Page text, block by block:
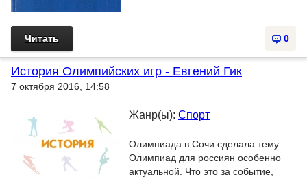
0
Читать
История Олимпийских игр - Евгений Гик
7 октября 2016, 14:58
Жанр(ы): Спорт
Олимпиада в Сочи сделала тему
Олимпиад для россиян особенно
актуальной. Что это за событие,